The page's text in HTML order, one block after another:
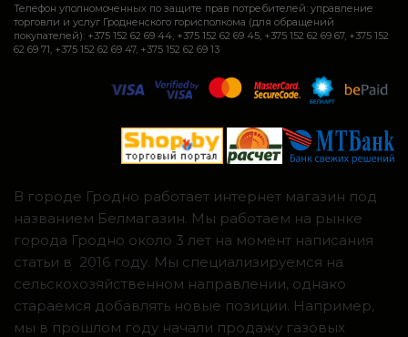
Телефон уполномоченных по защите прав потребителей: управление
торговли и услуг Гродненского горисполкома (для обращений
покупателей): +375 152 62 69 44, +375 152 62 69 45, +375 152 62 69 67, +375 152
62 69 71, +375 152 62 69 47, +375 152 62 69 13
В городе Гродно работает интернет магазин под
названием Белмагазин. Мы работаем на рынке
города Гродно около 3 лет на момент написания
статьи в 2016 году. Мы специализируемся на
сельскохозяйственном направлении, однако
стараемся добавлять новые позиции. Например,
мы в прошлом году начали продажу газовых